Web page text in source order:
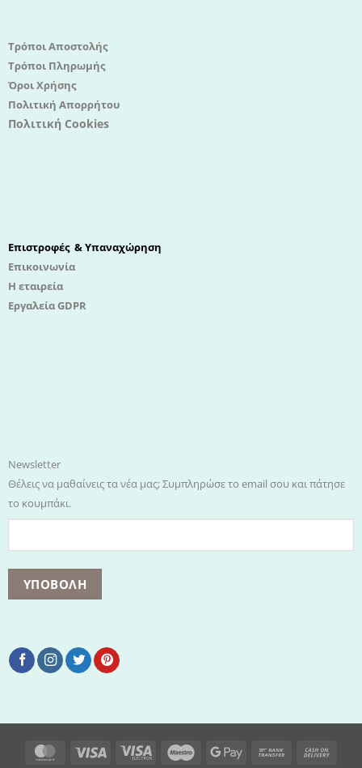
Τρόποι Αποστολής
Τρόποι Πληρωμής
Όροι Χρήσης
Πολιτική Απορρήτου
Πολιτική Cookies
Επιστροφές & Υπαναχώρηση
Επικοινωνία
Η εταιρεία
Εργαλεία GDPR
Newsletter
Θέλεις να μαθαίνεις τα νέα μας; Συμπληρώσε το email σου και πάτησε
το κουμπάκι.
MasterCard
Visa
Visa
MaestroGoogle
Bank